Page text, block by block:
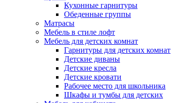
Кухонные гарнитуры
Обеденные группы
Матрасы
Мебель в стиле лофт
Мебель для детских комнат
Гарнитуры для детских комнат
Детские диваны
Детские кресла
Детские кровати
Рабочее место для школьника
Шкафы и тумбы для детских